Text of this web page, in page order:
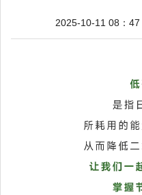
2025-10-11 08：47